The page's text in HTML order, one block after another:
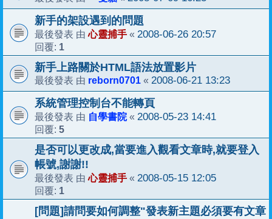
新手的架設遇到的問題
最後發表 由心靈捕手 « 2008-06-26 20:57
回覆: 1
新手上路關於HTML語法放置影片
最後發表 由 reborn0701 « 2008-06-21 13:23
系統管理控制台不能轉頁
最後發表 由 自學書院« 2008-05-23 14:41
回覆: 5
是否可以更改成,當要進入觀看文章時,就要登入
帳號,謝謝!!
最後發表 由心靈捕手 « 2008-05-15 12:05
回覆: 1
[問題]請問要如何調整"發表新主題必須要有文章